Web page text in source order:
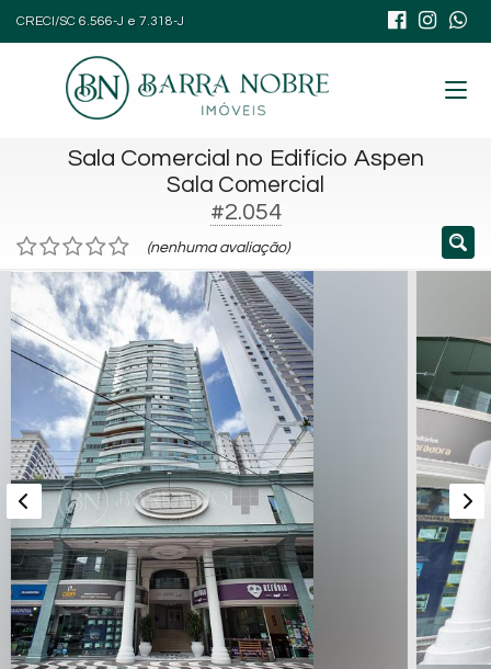
CRECI/SC 6.566-J e 7.318-J
Sala Comercial no Edifício Aspen
Sala Comercial
#2.054
(nenhuma avaliação)